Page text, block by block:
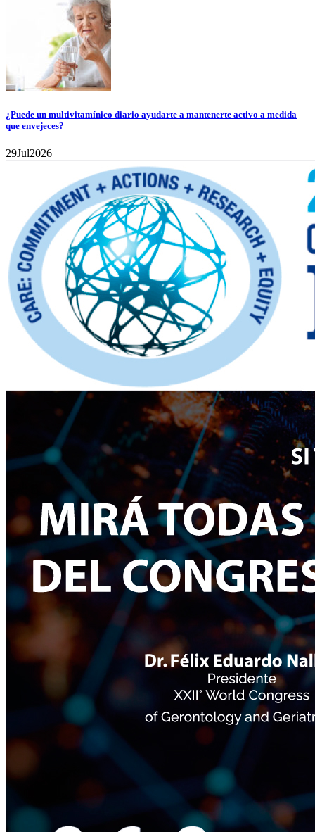
¿Puede un multivitamínico diario ayudarte a mantenerte activo a medida
que envejeces?
29Jul2026